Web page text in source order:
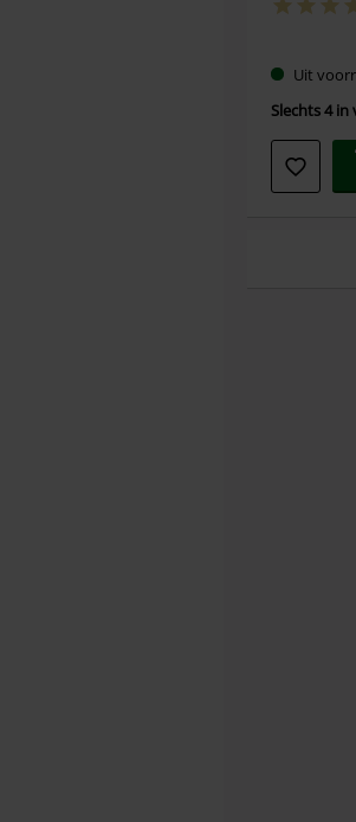
Uit
Slechts 4